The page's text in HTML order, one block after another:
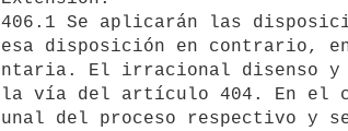
disposición en contrario,
El irracional disenso
vía del artículo 404. En el
del proceso respectivo y